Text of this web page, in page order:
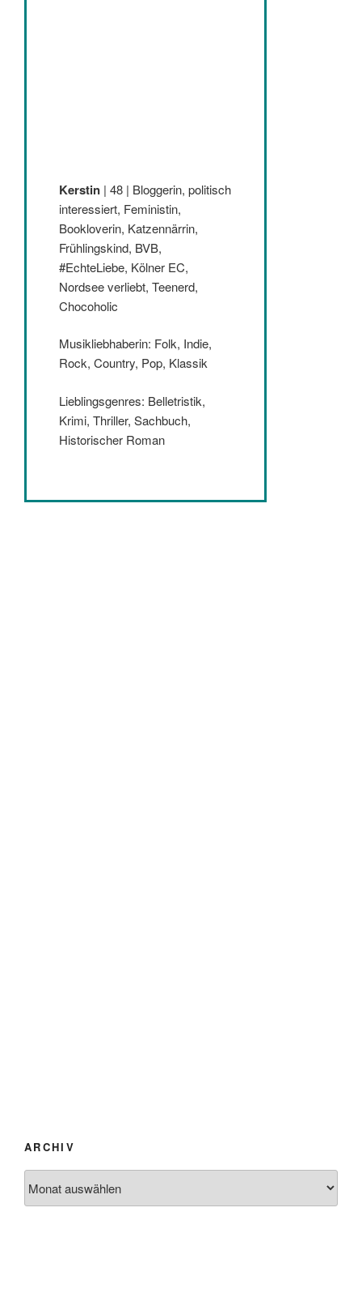
Kerstin | 48 | Bloggerin, politisch
interessiert, Feministin,
Bookloverin, Katzennärrin,
Frühlingskind, BVB,
#EchteLiebe, Kölner EC,
Nordsee verliebt, Teenerd,
Chocoholic
Musikliebhaberin: Folk, Indie,
Rock, Country, Pop, Klassik
Lieblingsgenres: Belletristik,
Krimi, Thriller, Sachbuch,
Historischer Roman
ARCHIV